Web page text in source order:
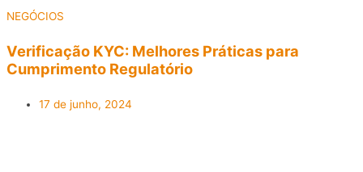
NEGÓCIOS
Verificação KYC: Melhores Práticas para
Cumprimento Regulatório
17 de junho, 2024